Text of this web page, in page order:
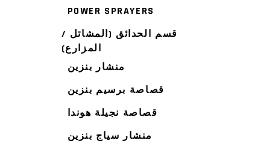
POWER SPRAYERS
قسم الحدائق (المشاتل /
المزارع)
منشار بنزين
قصاصة برسيم بنزين
قصاصة نجيلة هوندا
منشار سياج بنزين